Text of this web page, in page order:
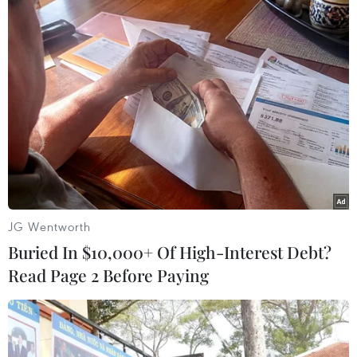
Xem thêm
CƠ QUAN CHỦ QUẢN: THÔNG TẤN XÃ VIỆT NAM
Tổng Biên tập: TRẦN TIẾN DUẨN
Phó Tổng Biên tập: NGUYỄN THỊ TÁM, KHÚC THANH
THỦY
Sở hữu trí tuệ
Quy định sử dụng
Ngôn ngữ
TTXVN
Dịch vụ tin
Quảng cáo
JG Wentworth
Buried In $10,000+ Of High-Interest Debt?
Read Page 2 Before Paying